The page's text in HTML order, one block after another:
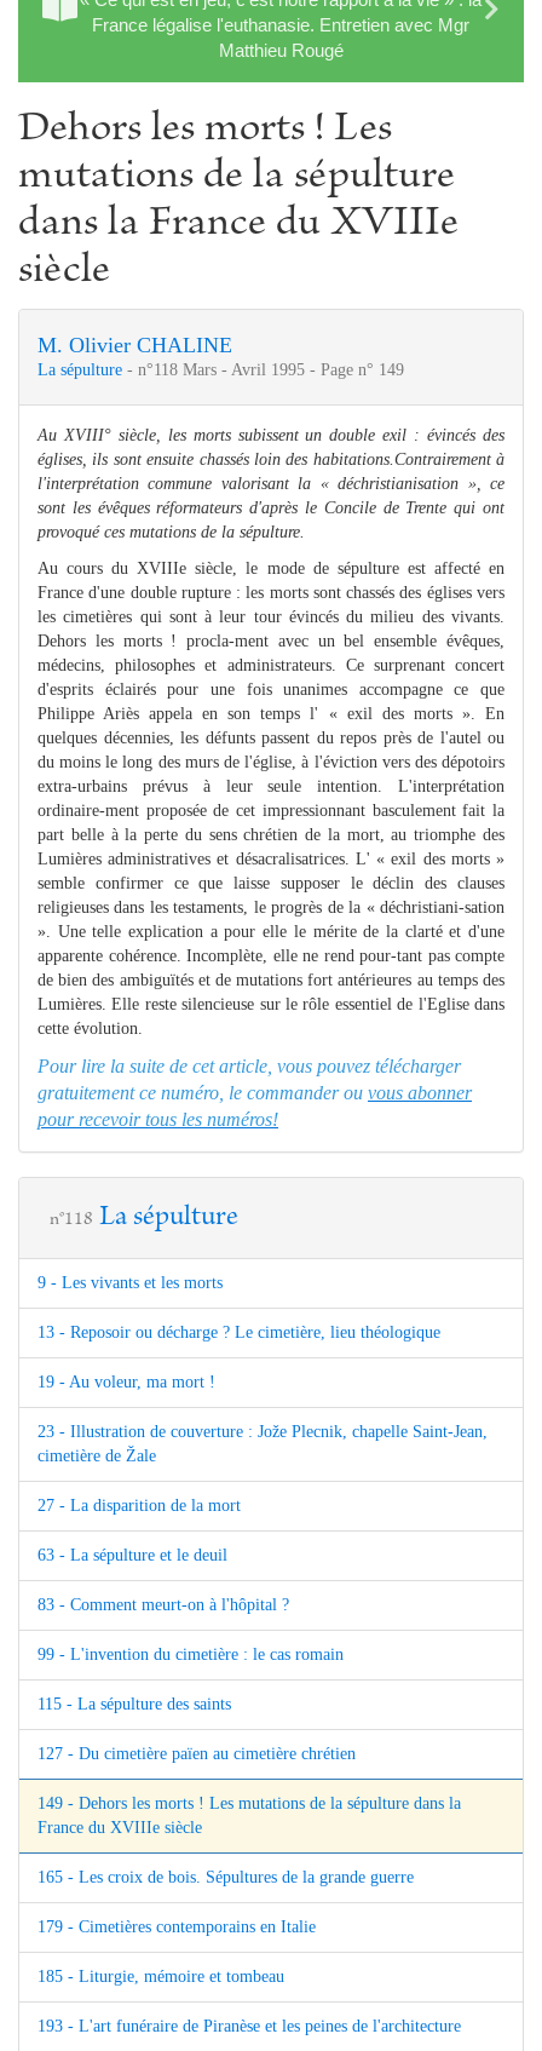
France légalise l'euthanasie. Entretien avec Mgr
Matthieu Rougé
Dehors les morts ! Les
mutations de la sépulture
dans la France du XVIIIe
siècle
M. Olivier CHALINE
La sépulture - n°118 Mars - Avril 1995 - Page n° 149
Au XVIII° siècle, les morts subissent un double exil : évincés des
églises, ils sont ensuite chassés loin des habitations. Contrairement à
l'interprétation commune valorisant la « déchristianisation », ce
sont les évêques réformateurs d'après le Concile de Trente qui ont
provoqué ces mutations de la sépulture.
Au cours du XVIIIe siècle, le mode de sépulture est affecté en
France d'une double rupture : les morts sont chassés des églises vers
les cimetières qui sont à leur tour évincés du milieu des vivants.
Dehors les morts ! procla-ment avec un bel ensemble évêques,
médecins, philosophes et administrateurs. Ce surprenant concert
d'esprits éclairés pour une fois unanimes accompagne ce que
Philippe Ariès appela en son temps l' « exil des morts ». En
quelques décennies, les défunts passent du repos près de l'autel ou
du moins le long des murs de l'église, à l'éviction vers des dépotoirs
extra-urbains prévus à leur seule intention. L'interprétation
ordinaire-ment proposée de cet impressionnant basculement fait la
part belle à la perte du sens chrétien de la mort, au triomphe des
Lumières administratives et désacralisatrices. L' « exil des morts »
semble confirmer ce que laisse supposer le déclin des clauses
religieuses dans les testaments, le progrès de la « déchristiani-sation
». Une telle explication a pour elle le mérite de la clarté et d'une
apparente cohérence. Incomplète, elle ne rend pour-tant pas compte
de bien des ambiguïtés et de mutations fort antérieures au temps des
Lumières. Elle reste silencieuse sur le rôle essentiel de l'Eglise dans
cette évolution.
Pour lire la suite de cet article, vous pouvez télécharger
gratuitement ce numéro, le commander ou vous abonner
pour recevoir tous les numéros!
n°118 La sépulture
9 - Les vivants et les morts
13 - Reposoir ou décharge ? Le cimetière, lieu théologique
19 - Au voleur, ma mort !
23 - Illustration de couverture : Jože Plecnik, chapelle Saint-Jean,
cimetière de Žale
27 - La disparition de la mort
63 - La sépulture et le deuil
83 - Comment meurt-on à l'hôpital ?
99 - L'invention du cimetière : le cas romain
115 - La sépulture des saints
127 - Du cimetière païen au cimetière chrétien
149 - Dehors les morts ! Les mutations de la sépulture dans la
France du XVIIIe siècle
165 - Les croix de bois. Sépultures de la grande guerre
179 - Cimetières contemporains en Italie
185 - Liturgie, mémoire et tombeau
193 - L'art funéraire de Piranèse et les peines de l'architecture